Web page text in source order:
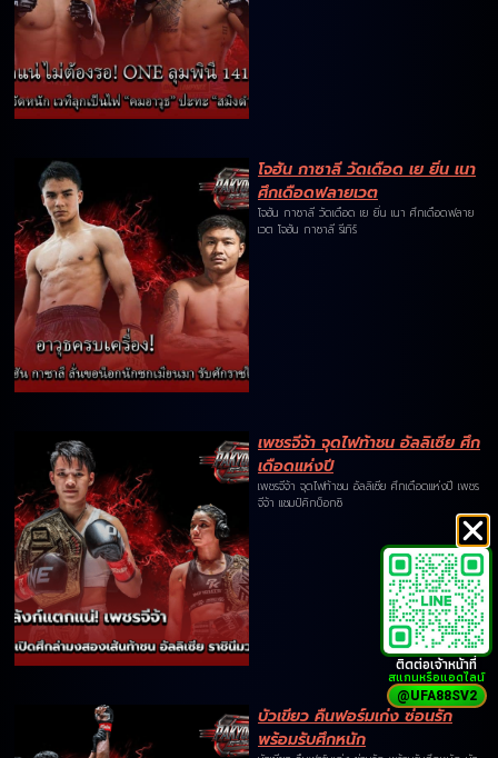
โจฮัน กาซาลี วัดเดือด เย ยิ่น เนา
ศึกเดือดฟลายเวต
โจฮัน กาซาลี วัดเดือด เย ยิ่น เนา ศึกเดือดฟลาย
เวต โจฮัน กาซาลี รีเทิร์
เพชรจีจ้า จุดไฟท้าชน อัลลิเซีย ศึก
เดือดแห่งปี
เพชรจีจ้า จุดไฟท้าชน อัลลิเซีย ศึกเดือดแห่งปี เพชร
จีจ้า แชมป์คิกบ็อกซิ
บัวเขียว คืนฟอร์มเก่ง ซ่อนรัก
พร้อมรับศึกหนัก
ติดต่อเจ้าหน้าที่
สแกนหรือแอดไลน์
@UFA88SV2